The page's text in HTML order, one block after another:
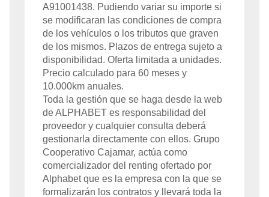
A91001438. Pudiendo variar su importe si
se modificaran las condiciones de compra
de los vehículos o los tributos que graven
de los mismos. Plazos de entrega sujeto a
disponibilidad. Oferta limitada a unidades.
Precio calculado para 60 meses y
10.000km anuales.
Toda la gestión que se haga desde la web
deALPHABET es responsabilidad del
proveedor y cualquier consulta deberá
gestionarla directamente con ellos. Grupo
Cooperativo Cajamar, actúa como
comercializador del renting ofertado por
Alphabet que es la empresa con la que se
formalizarán los contratos y llevará toda la